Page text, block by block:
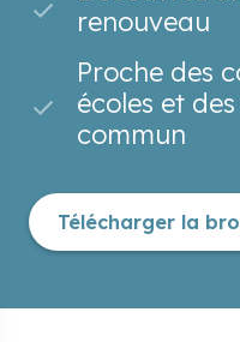
renouveau
Proche des
écoles et
commun
Télécharger la